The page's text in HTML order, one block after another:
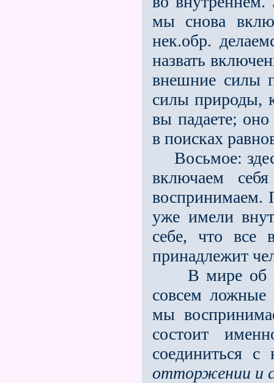
мы снова
нек.обр.
назвать
внешние силы
силы природы,
вы падаете;
в поисках
Восьмое:
включаем
воспринимаем.
уже имели
себе, что все
принадлежит
В мире об
совсем ложные
мы
состоит
соединиться
отторжении и